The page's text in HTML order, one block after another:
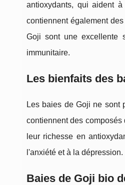
antioxydants, qui aident
contiennent également
Goji sont une excellente
immunitaire.
Les bienfaits des
Les baies de Goji ne sont
contiennent des
leur richesse en
l'anxiété et à la dépression.
Baies de Goji bio